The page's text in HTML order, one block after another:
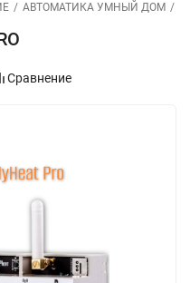
/ АВТОМАТИКА УМНЫЙ ДОМ /
Сравнение